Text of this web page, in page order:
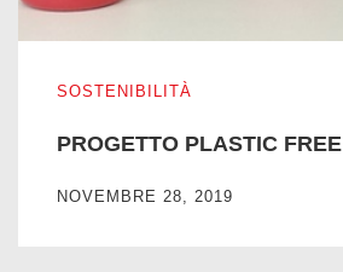
SOSTENIBILITÀ
PROGETTO PLASTIC FREE
NOVEMBRE 28, 2019